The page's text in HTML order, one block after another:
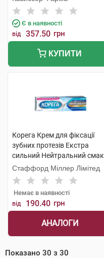
Є в наявності
від 357.50 грн
КУПИТИ
Корега Крем для фіксації
зубних протезів Екстра
сильний Нейтральний смак
40 мл 1 туба
Стаффорд Міллер Лімітед
Немає в наявності
від 190.40 грн
АНАЛОГИ
Показано 30 з 30